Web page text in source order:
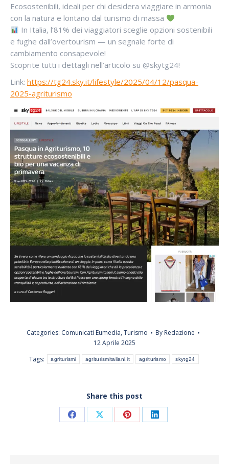
Ecosostenibili, ideali per chi desidera viaggiare in armonia
con la natura e lontano dal turismo di massa
In Italia, l’81% dei viaggiatori sceglie opzioni sostenibili
e fughe dall’overtourism — un segnale forte di
cambiamento consapevole!
Scoprite tutti i dettagli nell’articolo su @skytg24!
Link: https://tg24.sky.it/lifestyle/2025/04/12/pasqua-
2025-agriturismo
Categories: Comunicati Eumedia, Turismo By Redazione
12 Aprile 2025
Tags:
agriturismi agriturismitaliani.it agriturismo skytg24
Share this post
Share Share Share Share